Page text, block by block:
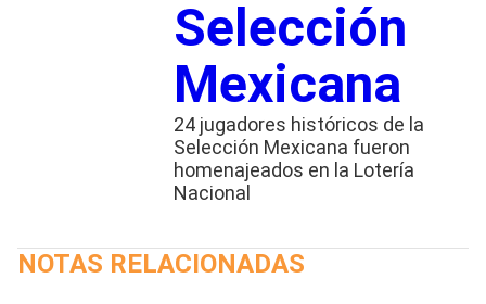
Selección
Mexicana
24 jugadores históricos de la
Selección Mexicana fueron
homenajeados en la Lotería
Nacional
NOTAS RELACIONADAS